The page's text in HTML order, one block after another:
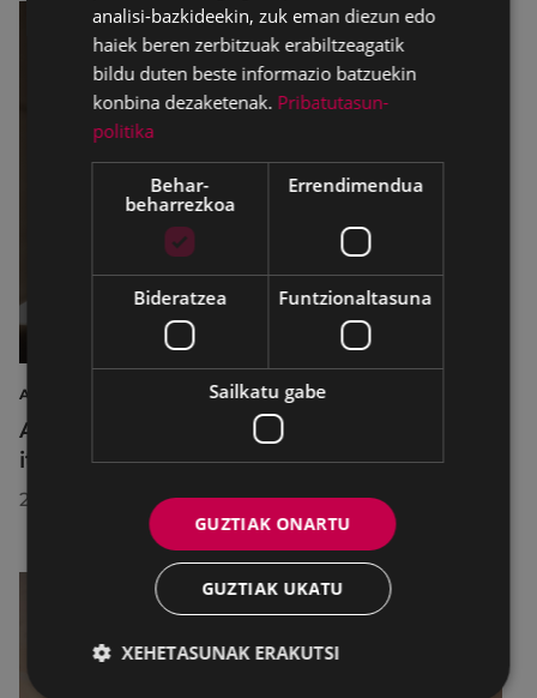
AIRE LIBREKO ZINEMA
Aire libreko abuztuko zinema Untzagara
itzuliko da lau proiekziorekin
2026/07/22
analisi-bazkideekin, zuk eman diezun edo
haiek beren zerbitzuak erabiltzeagatik
bildu duten beste informazio batzuekin
konbina dezaketenak. Pribatutasun-
politika
Behar-
beharrezkoa
Errendimendua
Bideratzea Funtzionaltasuna
Sailkatu gabe
GUZTIAK ONARTU
GUZTIAK UKATU
XEHETASUNAK ERAKUTSI